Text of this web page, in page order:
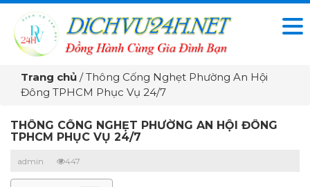
Trang chủ /Thông Cống Nghẹt Phường An Hội
Đông TPHCM Phục Vụ 24/7
THÔNG CỐNG NGHẸT PHƯỜNG AN HỘI ĐÔNG
TPHCM PHỤC VỤ 24/7
admin 447